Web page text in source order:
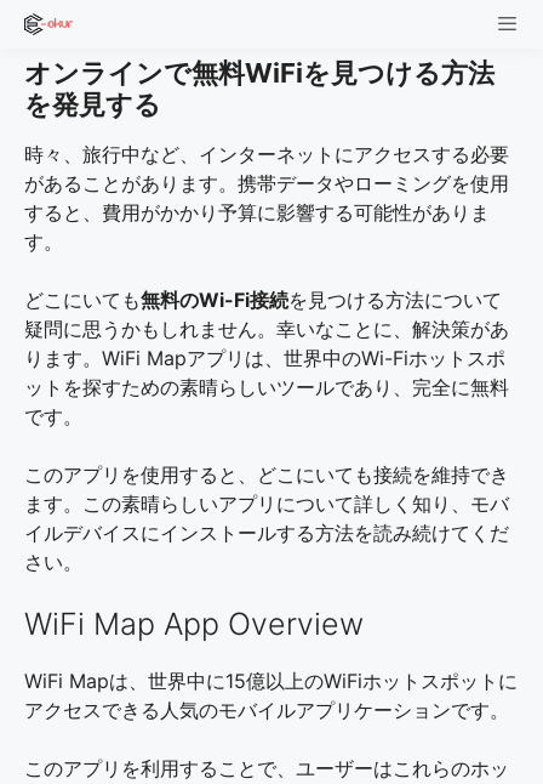
Skip
content
オンラインで無料WiFiを見つける方法
を発見する
時々、旅行中など、インターネットにアクセスする必要
があることがあります。携帯データやローミングを使用
すると、費用がかかり予算に影響する可能性がありま
す。
どこにいても無料のWi-Fi接続を見つける方法について
疑問に思うかもしれません。幸いなことに、解決策があ
ります。WiFi Mapアプリは、世界中のWi-Fiホットスポ
ットを探すための素晴らしいツールであり、完全に無料
です。
このアプリを使用すると、どこにいても接続を維持でき
ます。この素晴らしいアプリについて詳しく知り、モバ
イルデバイスにインストールする方法を読み続けてくだ
さい。
WiFi Map App Overview
WiFi Mapは、世界中に15億以上のWiFiホットスポットに
アクセスできる 人気のモバイルアプリケーションです。
このアプリを利用することで、ユーザーはこれらのホッ